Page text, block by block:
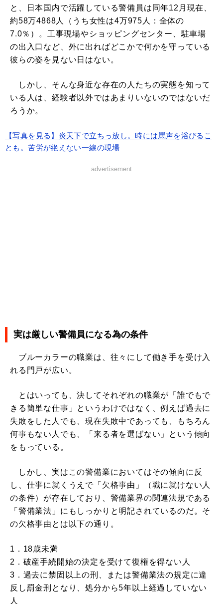
と、日本国内で活躍している警備員は同年12月現在、
約58万4868人（うち女性は4万975人：全体の
7.0％）。工事現場やショッピングセンター、駐車場
の出入口など、外に出ればどこかで何かを守っている
彼らの姿を見ない日はない。
しかし、そんな身近な存在の人たちの実態を知って
いる人は、経験者以外ではあまりいないのではないだ
ろうか。
【写真を見る】炎天下で立ちっ放し。時には罵声を浴びるこ
とも。苦労が絶えない一線の現場
advertisement
実は厳しい警備員になる為の条件
ブルーカラーの職業は、往々にして働き手を受け入
れる門戸が広い。
とはいっても、決してそれぞれの職業が「誰でもで
きる簡単な仕事」というわけではなく、例えば過去に
失敗をした人でも、現在失敗中であっても、もちろん
何事もない人でも、「来る者を選ばない」という傾向
をもっている。
しかし、実はこの警備業においてはその傾向に反
し、仕事に就くうえで「欠格事由」（職に就けない人
の条件）が存在しており、警備業界の関連法規である
「警備業法」にもしっかりと明記されているのだ。そ
の欠格事由とは以下の通り。
1．18歳未満
2．破産手続開始の決定を受けて復権を得ない人
3．過去に禁固以上の刑、または警備業法の規定に違
反し罰金刑となり、処分から5年以上経過していない
人